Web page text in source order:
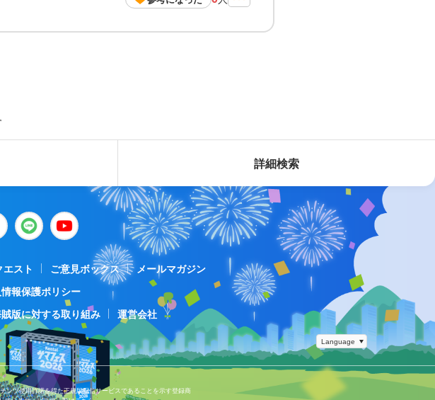
詳細検索
スト ご意見ボックス
メールマガジン
報保護ポリシー
版に対する取り組み 運営会社
ンツ使用許諾を得た正規版配信サービスであることを示す登録商